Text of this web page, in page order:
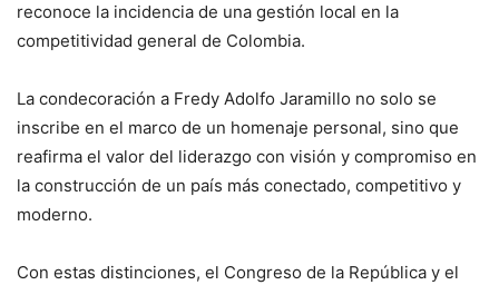
reconoce la incidencia de una gestión local en la
competitividad general de Colombia.
La condecoración a Fredy Adolfo Jaramillo no solo se
inscribe en el marco de un homenaje personal, sino que
reafirma el valor del liderazgo con visión y compromiso en
la construcción de un país más conectado, competitivo y
moderno.
Con estas distinciones, el Congreso de la República y el